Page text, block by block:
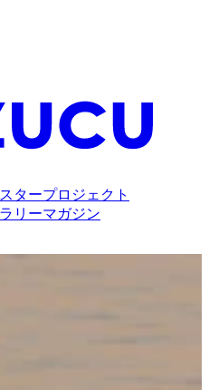
タープロジェクト
リーマガジン